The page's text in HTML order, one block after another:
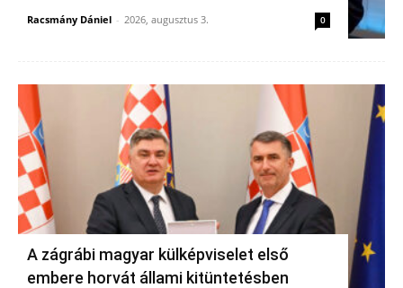
Racsmány Dániel - 2026, augusztus 3. 0
A zágrábi magyar külképviselet első
embere horvát állami kitüntetésben